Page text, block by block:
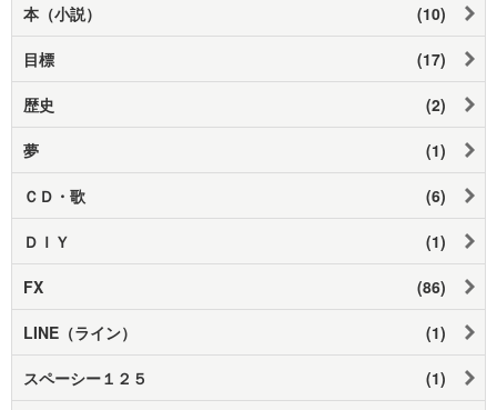
本（小説） (10)
目標 (17)
歴史 (2)
夢 (1)
ＣＤ・歌 (6)
ＤＩＹ (1)
FX (86)
LINE（ライン） (1)
スペーシー１２５ (1)